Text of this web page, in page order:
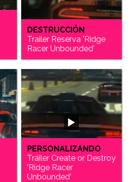
DESTRUCCIÓN
Trailer Reserva 'Ridge
Racer Unbounded'
PERSONALIZANDO
Tráiler Create or Destroy
'Ridge Racer
Unbounded'